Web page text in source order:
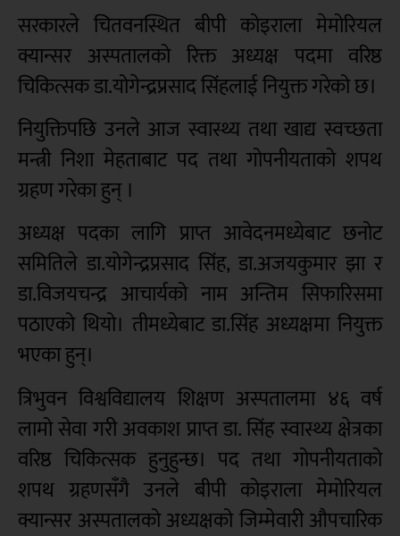
सरकारले चितवनस्थित बीपी कोइराला मेमोरियल
क्यान्सर अस्पतालको रिक्त अध्यक्ष पदमा वरिष्ठ
चिकित्सक डा.योगेन्द्रप्रसाद सिंहलाई नियुक्त गरेको छ।
नियुक्तिपछि उनले आज स्वास्थ्य तथा खाद्य स्वच्छता
मन्त्री निशा मेहताबाट पद तथा गोपनीयताको शपथ
ग्रहण गरेका हुन् ।
अध्यक्ष पदका लागि प्राप्त आवेदनमध्येबाट छनोट
समितिले डा.योगेन्द्रप्रसाद सिंह, डा.अजयकुमार झा र
डा.विजयचन्द्र आचार्यको नाम अन्तिम सिफारिसमा
पठाएको थियो। तीमध्येबाट डा.सिंह अध्यक्षमा नियुक्त
भएका हुन्।
त्रिभुवन विश्वविद्यालय शिक्षण अस्पतालमा ४६ वर्ष
लामो सेवा गरी अवकाश प्राप्त डा. सिंह स्वास्थ्य क्षेत्रका
वरिष्ठ चिकित्सक हुनुहुन्छ। पद तथा गोपनीयताको
शपथ ग्रहणसँगै उनले बीपी कोइराला मेमोरियल
क्यान्सर अस्पतालको अध्यक्षको जिम्मेवारी औपचारिक